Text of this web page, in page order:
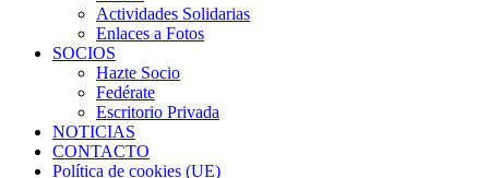
Actividades Solidarias
Enlaces a Fotos
SOCIOS
Hazte Socio
Fedérate
Escritorio Privada
NOTICIAS
CONTACTO
Política de cookies (UE)